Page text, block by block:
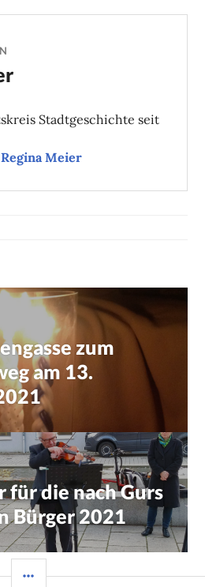
Stadtgeschichte seit
Meier
zum
am 13.
für die nach Gurs
Bürger 2021